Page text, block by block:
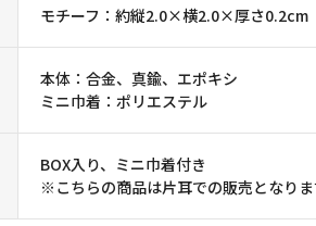
モチーフ：約縦2.0×横2.0×厚さ0.2cm
本体：合金、真鍮、エポキシ
ミニ巾着：ポリエステル
BOX入り、ミニ巾着付き
※こちらの商品は片耳での販売となりま